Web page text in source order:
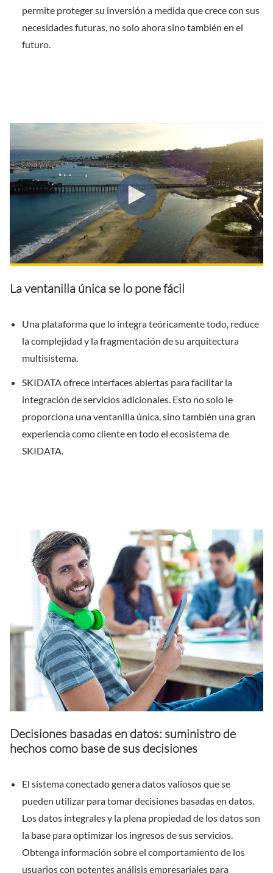
permite proteger su inversión a medida que crece con sus
necesidades futuras, no solo ahora sino también en el
futuro.
La ventanilla única se lo pone fácil
Una plataforma que lo integra teóricamente todo, reduce
la complejidad y la fragmentación de su arquitectura
multisistema.
SKIDATA ofrece interfaces abiertas para facilitar la
integración de servicios adicionales. Esto no solo le
proporciona una ventanilla única, sino también una gran
experiencia como cliente en todo el ecosistema de
SKIDATA.
Decisiones basadas en datos: suministro de
hechos como base de sus decisiones
El sistema conectado genera datos valiosos que se
pueden utilizar para tomar decisiones basadas en datos.
Los datos integrales y la plena propiedad de los datos son
la base para optimizar los ingresos de sus servicios.
Obtenga información sobre el comportamiento de los
usuarios con potentes análisis empresariales para